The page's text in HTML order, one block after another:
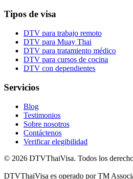
Tipos de visa
DTV para trabajo remoto
DTV para Muay Thai
DTV para tratamiento médico
DTV para cursos de cocina
DTV con dependientes
Servicios
Blog
Testimonios
Sobre nosotros
Contáctenos
Verificar elegibilidad
© 2026 DTVThaiVisa. Todos los
DTVThaiVisa es operado por TM